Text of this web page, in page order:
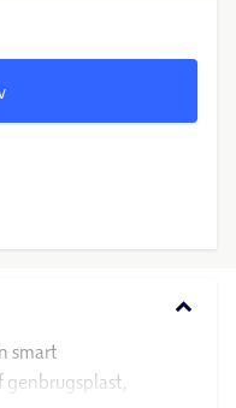
keyboard_arrow_down
smart